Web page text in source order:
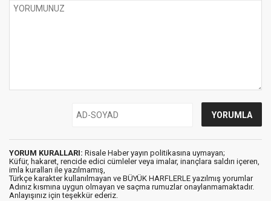
YORUM KURALLARI: Risale Haber yayın politikasına uymayan;
Küfür, hakaret, rencide edici cümleler veya imalar, inançlara saldırı içeren,
imla kuralları ile yazılmamış,
Türkçe karakter kullanılmayan ve BÜYÜK HARFLERLE yazılmış yorumlar
Adınız kısmına uygun olmayan ve saçma rumuzlar onaylanmamaktadır.
Anlayışınız için teşekkür ederiz.